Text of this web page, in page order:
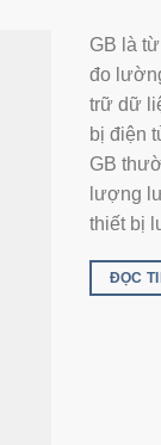
GB là
đo
trữ dữ
bị điện
GB
lượng
thiết bị
ĐỌC